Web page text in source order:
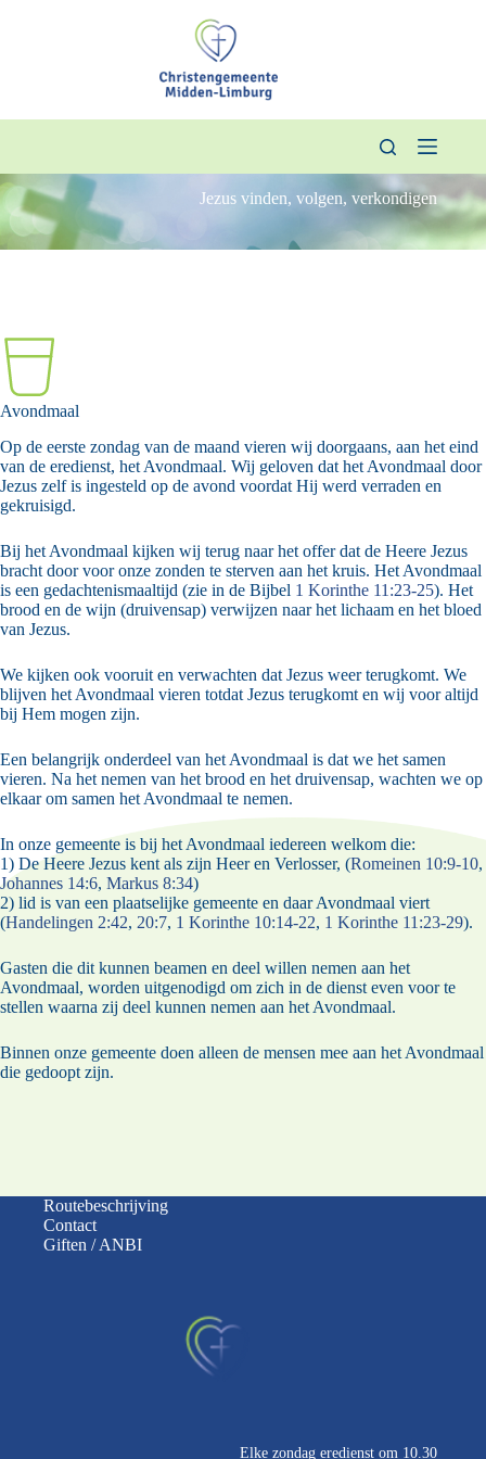
Jezus vinden, volgen, verkondigen
Avondmaal
Op de eerste zondag van de maand vieren wij doorgaans, aan het eind
van de eredienst, het Avondmaal. Wij geloven dat het Avondmaal door
Jezus zelf is ingesteld op de avond voordat Hij werd verraden en
gekruisigd.
Bij het Avondmaal kijken wij terug naar het offer dat de Heere Jezus
bracht door voor onze zonden te sterven aan het kruis. Het Avondmaal
is een gedachtenismaaltijd (zie in de Bijbel 1 Korinthe 11:23-25). Het
brood en de wijn (druivensap) verwijzen naar het lichaam en het bloed
van Jezus.
We kijken ook vooruit en verwachten dat Jezus weer terugkomt. We
blijven het Avondmaal vieren totdat Jezus terugkomt en wij voor altijd
bij Hem mogen zijn.
Een belangrijk onderdeel van het Avondmaal is dat we het samen
vieren. Na het nemen van het brood en het druivensap, wachten we op
elkaar om samen het Avondmaal te nemen.
In onze gemeente is bij het Avondmaal iedereen welkom die:
1) De Heere Jezus kent als zijn Heer en Verlosser, (Romeinen 10:9-10,
Johannes 14:6, Markus 8:34)
2) lid is van een plaatselijke gemeente en daar Avondmaal viert
(Handelingen 2:42, 20:7, 1 Korinthe 10:14-22, 1 Korinthe 11:23-29).
Gasten die dit kunnen beamen en deel willen nemen aan het
Avondmaal, worden uitgenodigd om zich in de dienst even voor te
stellen waarna zij deel kunnen nemen aan het Avondmaal.
Binnen onze gemeente doen alleen de mensen mee aan het Avondmaal
die gedoopt zijn.
Routebeschrijving
Contact
Giften / ANBI
Elke zondag eredienst om 10.30